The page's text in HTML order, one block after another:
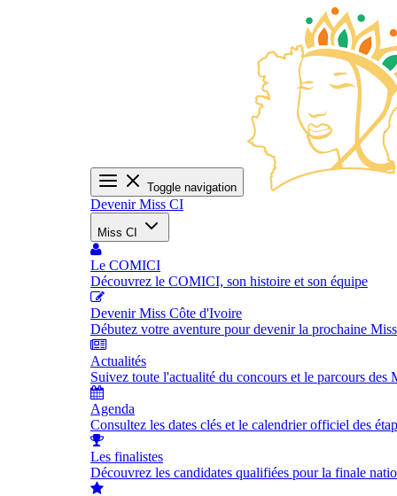
Toggle navigation
Devenir Miss CI
Miss CI
Le COMICI
Découvrez le COMICI, son histoire et son équipe
Devenir Miss Côte d'Ivoire
Débutez votre aventure pour devenir la prochaine
Actualités
Suivez toute l'actualité du concours et le parcours des
Agenda
Consultez les dates clés et le calendrier officiel des
Les finalistes
Découvrez les candidates qualifiées pour la finale